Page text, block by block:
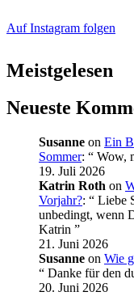
Auf Instagram folgen
Meistgelesen
Neueste
Susanne on Ein
Sommer: “ Wow,
19. Juli 2026
Katrin Roth on
Vorjahr?: “ Liebe
unbedingt, wenn
Katrin ”
21. Juni 2026
Susanne on Wie
“ Danke für den
20. Juni 2026